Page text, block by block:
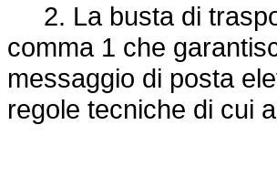
2. La busta di
comma 1 che
messaggio di posta
regole tecniche di cui